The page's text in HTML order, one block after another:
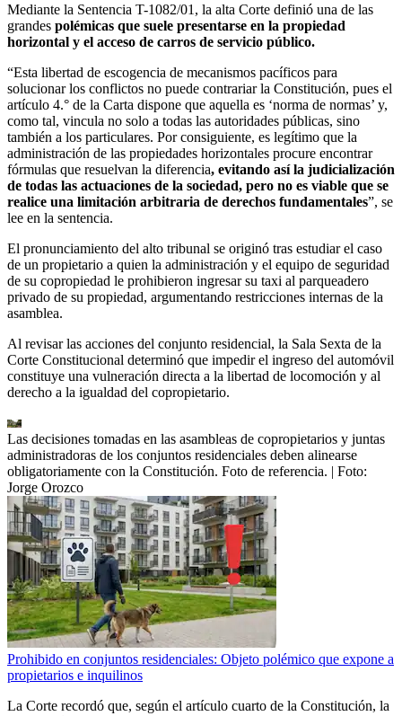
Mediante la Sentencia T-1082/01, la alta Corte definió una de las
grandes polémicas que suele presentarse en la propiedad
horizontal y el acceso de carros de servicio público.
“Esta libertad de escogencia de mecanismos pacíficos para
solucionar los conflictos no puede contrariar la Constitución, pues el
artículo 4.° de la Carta dispone que aquella es ‘norma de normas’ y,
como tal, vincula no solo a todas las autoridades públicas, sino
también a los particulares. Por consiguiente, es legítimo que la
administración de las propiedades horizontales procure encontrar
fórmulas que resuelvan la diferencia, evitando así la judicialización
de todas las actuaciones de la sociedad, pero no es viable que se
realice una limitación arbitraria de derechos fundamentales”, se
lee en la sentencia.
El pronunciamiento del alto tribunal se originó tras estudiar el caso
de un propietario a quien la administración y el equipo de seguridad
de su copropiedad le prohibieron ingresar su taxi al parqueadero
privado de su propiedad, argumentando restricciones internas de la
asamblea.
Al revisar las acciones del conjunto residencial, la Sala Sexta de la
Corte Constitucional determinó que impedir el ingreso del automóvil
constituye una vulneración directa a la libertad de locomoción y al
derecho a la igualdad del copropietario.
Las decisiones tomadas en las asambleas de copropietarios y juntas
administradoras de los conjuntos residenciales deben alinearse
obligatoriamente con la Constitución. Foto de referencia. | Foto:
Jorge Orozco
Prohibido en conjuntos residenciales: Objeto polémico que expone a
propietarios e inquilinos
La Corte recordó que, según el artículo cuarto de la Constitución, la